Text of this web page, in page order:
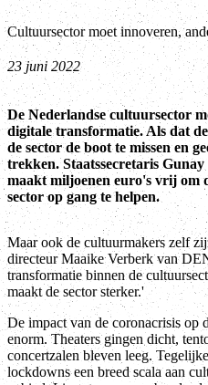
Cultuursector moet innoveren,
23 juni 2022
De Nederlandse cultuursector
digitale transformatie. Als dat
de sector de boot te missen en
trekken. Staatssecretaris
maakt miljoenen euro's vrij om
sector op gang te helpen.
Maar ook de cultuurmakers zelf
directeur Maaike Verberk van
transformatie binnen de
maakt de sector sterker.'
De impact van de coronacrisis op
enorm. Theaters gingen dicht,
concertzalen bleven leeg.
lockdowns een breed scala aan